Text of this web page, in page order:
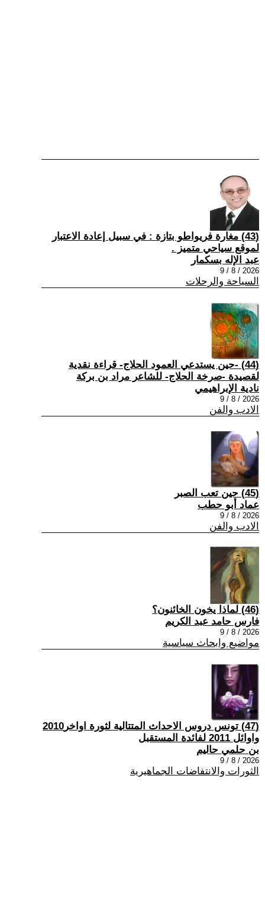
(43) مغارة فريواطو بتازة : في سبيل إعادة الاعتبار
لموقع سياحي متميز .
عبد الإله بسكمار
2026 / 8 / 9
السياحة والرحلات
(44) -حين يستدعي العمود الحلاج- قراءة نقدية
لقصيدة -صرخة الحلاج- للشاعر مراد بن بركة
نادية الإبراهيمي
2026 / 8 / 9
الادب والفن
(45) حين تعب الصبر
عماد أبو حطب
2026 / 8 / 9
الادب والفن
(46) لماذا يخون الخائنون؟
فارس حامد عبد الكريم
2026 / 8 / 9
مواضيع وابحاث سياسية
(47) تونس دروس الاحداث المتتالية لثورة اواخر2010
واوائل 2011 لفائدة المستقبل
بن حلمي حاليم
2026 / 8 / 9
الثورات والانتفاضات الجماهيرية